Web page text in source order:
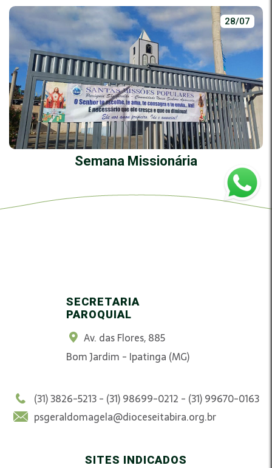
28/07
Semana Missionária
SECRETARIA
PAROQUIAL
Av. das Flores, 885
Bom Jardim - Ipatinga (MG)
(31) 3826-5213 - (31) 98699-0212 - (31) 99670-0163
psgeraldomagela@dioceseitabira.org.br
SITES INDICADOS